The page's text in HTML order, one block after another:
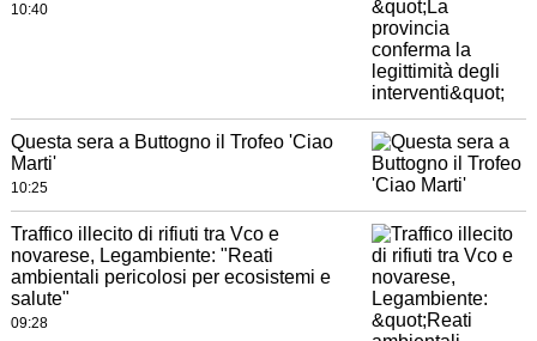
10:40
Questa sera a Buttogno il Trofeo 'Ciao
Marti'
10:25
Traffico illecito di rifiuti tra Vco e
novarese, Legambiente: "Reati
ambientali pericolosi per ecosistemi e
salute"
09:28